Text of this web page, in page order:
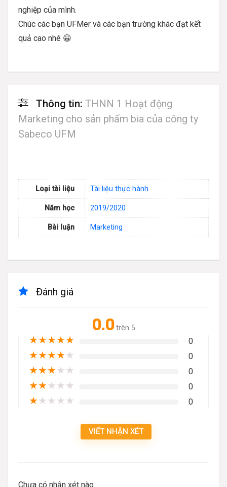
nghiệp của mình.
Chúc các bạn UFMer và các bạn trường khác đạt kết
quả cao nhé 😀
Thông tin: THNN 1 Hoạt động
Marketing cho sản phẩm bia của công ty
Sabeco UFM
Loại tài liệu Tài liệu thực hành
Năm học 2019/2020
Bài luận Marketing
Đánh giá
0.0 trên 5
★★★★★ 0
★★★★★ 0
★★★★★ 0
★★★★★ 0
★★★★★ 0
VIẾT NHẬN XÉT
Chưa có nhận xét nào.